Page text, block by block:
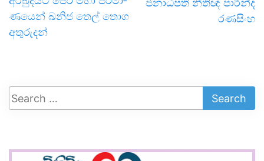
ණ­යෙන් ඛනිජ තෙල් තොග
අතු­රු­දන්
ජනාධිපති නීතිඥ පාරින්ද
රණසිංහ